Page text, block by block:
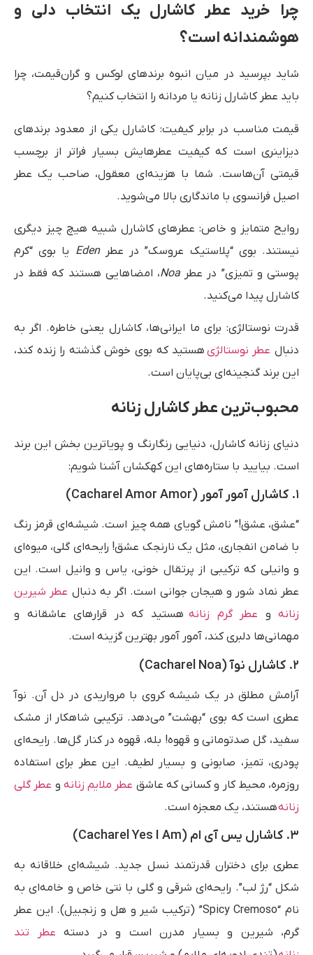
چرا خرید عطر کاشارل یک انتخاب دلی و
هوشمندانه است؟
شاید بپرسید در میان انبوه برندهای لوکس و گران‌قیمت، چرا
باید عطر کاشارل زنانه یا مردانه را انتخاب کنیم؟
قیمت مناسب در برابر کیفیت: کاشارل یکی از معدود برندهای
دیزاینری است که کیفیت عطرهایش بسیار فراتر از برچسب
قیمتی آن‌هاست. شما با هزینه‌ای معقول، صاحب یک عطر
اصیل فرانسوی با ماندگاری بالا می‌شوید.
روایح متمایز و خاص: عطرهای کاشارل شبیه هیچ چیز دیگری
نیستند. بوی “پلاستیک عروسک” در عطرEden یا بوی “کرم
پوستی و تمیزی” در عطر Noa، امضاهایی هستند که فقط در
کاشارل پیدا می‌کنید.
قدرت نوستالژی: برای ما ایرانی‌ها، کاشارل یعنی خاطره. اگر به
دنبال عطر نوستالژی هستید که بوی خوش گذشته را زنده کند،
این برند گنجینه‌ای بی‌پایان است.
محبوب‌ترین عطر کاشارل زنانه
دنیای زنانه کاشارل، دنیایی رنگارنگ و پویاترین بخش این برند
است. بیایید با ستاره‌های این کهکشان آشنا شویم:
۱. کاشارل آمور آمور (Cacharel Amor Amor)
“عشق، عشق!” نامش گویای همه چیز است. شیشه‌ای قرمز رنگ
با ضامن انفجاری، مثل یک نارنجک عشق! رایحه‌ای گلی، میوه‌ای
و وانیلی که ترکیبی از پرتقال خونی، یاس و وانیل است. این
عطر نماد شور و هیجان جوانی است. اگر به دنبال عطر شیرین
زنانه و عطر گرم زنانه هستید که در قرارهای عاشقانه و
مهمانی‌ها دلبری کند، آمور آمور بهترین گزینه است.
۲. کاشارل نوآ (Cacharel Noa)
آرامش مطلق در یک شیشه کروی با مرواریدی در دل آن. نوآ
عطری است که بوی “بهشت” می‌دهد. ترکیبی شاهکار از مشک
سفید، گل صدتومانی و قهوه! بله، قهوه در کنار گل‌ها. رایحه‌ای
پودری، تمیز، صابونی و بسیار لطیف. این عطر برای استفاده
روزمره، محیط کار و کسانی که عاشق عطر ملایم زنانه و عطر گلی
زنانههستند، یک معجزه است.
۳. کاشارل یس آی ام (Cacharel Yes I Am)
عطری برای دختران قدرتمند نسل جدید. شیشه‌ای خلاقانه به
شکل “رژ لب”. رایحه‌ای شرقی و گلی با نتی خاص و خامه‌ای به
نام “Spicy Cremoso” (ترکیب شیر و هل و زنجبیل). این عطر
گرم، شیرین و بسیار مدرن است و در دسته عطر تند